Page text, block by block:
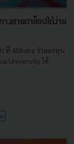
งสายตาช็อปได้ง่าย
ที่ Alibaba ร่วมลงทุน
University ได้